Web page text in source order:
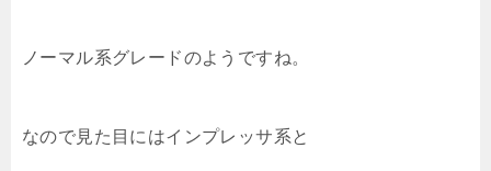
ノーマル系グレードのようですね。
なので見た目にはインプレッサ系と